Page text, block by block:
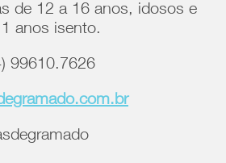
de 12 a 16 anos, idosos e
anos isento.
99610.7626